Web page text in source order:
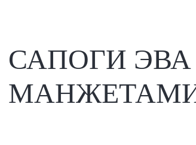
САПОГИ ЭВА
МАНЖЕТАМИ